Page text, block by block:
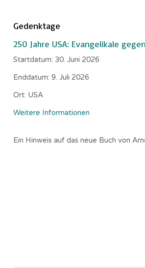
Gedenktage
250 Jahre USA: Evangelikale
Startdatum: 30. Juni 2026
Enddatum: 9. Juli 2026
Ort: USA
Weitere Informationen
Ein Hinweis auf das neue Buch von